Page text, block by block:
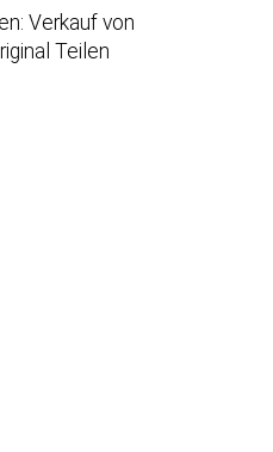
Verkauf von
Teilen